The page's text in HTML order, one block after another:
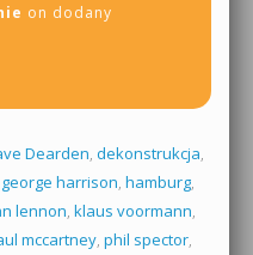
on dodany
Dearden, dekonstrukcja,
george harrison, hamburg,
lennon, klaus voormann,
mccartney, phil spector,